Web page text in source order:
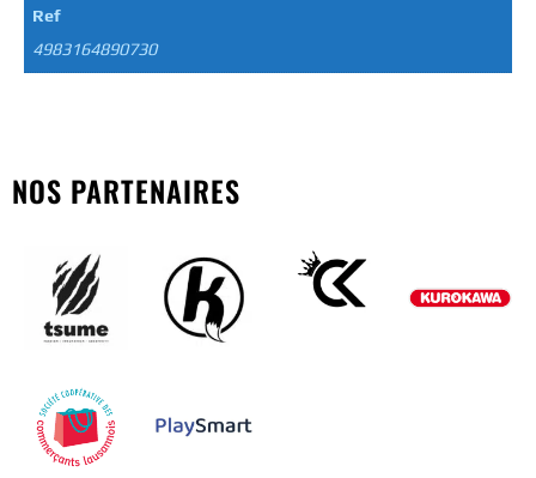
Ref
4983164890730
NOS PARTENAIRES